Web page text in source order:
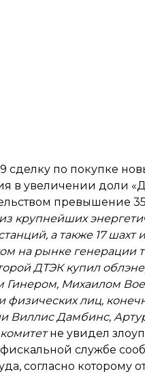
сделку по покупке
в увеличении доли
превышение
крупнейших
а также 17
на рынке генерации
ДТЭК купил
Гинером, Михаилом
и физических лиц,
Виллис Дамбинс,
не увидел
службе
согласно